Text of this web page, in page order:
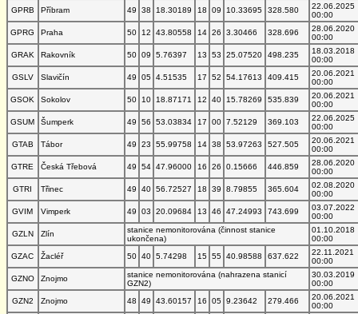
GPRB
Příbram 49 38 18.30189 18 09 10.33695 328.580
22.06.2025
00:00
GPRG
Praha 50 12 43.80558 14 26 3.30466 328.696
28.06.2020
00:00
GRAK
Rakovník 50 09 5.76397 13 53 25.07520 498.235
18.03.2018
00:00
GSLV
Slavičín 49 05 4.51535 17 52 54.17613 409.415
20.06.2021
00:00
GSOK
Sokolov 50 10 18.87171 12 40 15.78269 535.839
20.06.2021
00:00
GSUM
Šumperk 49 56 53.03834 17 00 7.52129 369.103
22.06.2025
00:00
GTAB
Tábor 49 23 55.99758 14 38 53.97263 527.505
20.06.2021
00:00
GTRE
Česká Třebová 49 54 47.96000 16 26 0.15666 446.859
28.06.2020
00:00
GTRI
Třinec 49 40 56.72527 18 39 8.79855 365.604
02.08.2020
00:00
GVIM
Vimperk 49 03 20.09684 13 46 47.24993 743.699
03.07.2022
00:00
GZLN
Zlín
stanice nemonitorována (činnost stanice
ukončena)
01.10.2018
00:00
GZAC
Žacléř 50 40 5.74298 15 55 40.98588 637.622
22.11.2021
00:00
GZNO
Znojmo
stanice nemonitorována (nahrazena stanicí
GZN2)
30.03.2019
00:00
GZN2
Znojmo 48 49 43.60157 16 05 9.23642 279.466
20.06.2021
00:00